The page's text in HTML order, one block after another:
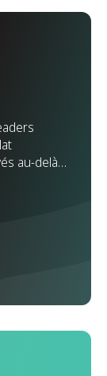
au-delà
et